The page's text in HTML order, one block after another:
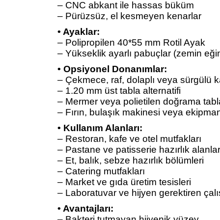
– CNC abkant ile hassas büküm
– Pürüzsüz, el kesmeyen kenarlar
• Ayaklar:
– Polipropilen 40*55 mm Rotil Ayak
– Yükseklik ayarlı pabuçlar (zemin
• Opsiyonel Donanımlar:
– Çekmece, raf, dolaplı veya sürgülü
– 1.20 mm üst tabla alternatifi
– Mermer veya polietilen doğrama
– Fırın, bulaşık makinesi veya
• Kullanım Alanları:
– Restoran, kafe ve otel mutfakları
– Pastane ve patisserie hazırlık
– Et, balık, sebze hazırlık bölümleri
– Catering mutfakları
– Market ve gıda üretim tesisleri
– Laboratuvar ve hijyen gerektiren
• Avantajları: